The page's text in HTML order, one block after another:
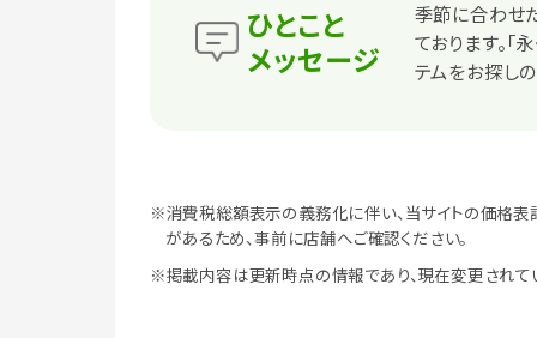
ひとこと
メッセージ
季節に合わせ
ております。「
テムをお探しの
※消費税総額表示の義務化に伴い、当サイトの価格
があるため、事前に店舗へご確認ください。
※掲載内容は更新時点の情報であり、現在変更されて